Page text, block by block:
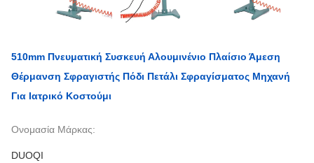
510mm Πνευματική Συσκευή Αλουμινένιο Πλαίσιο Άμεση
Θέρμανση Σφραγιστής Πόδι Πετάλι Σφραγίσματος Μηχανή
Για Ιατρικό Κοστούμι
Ονομασία Μάρκας:
DUOQI